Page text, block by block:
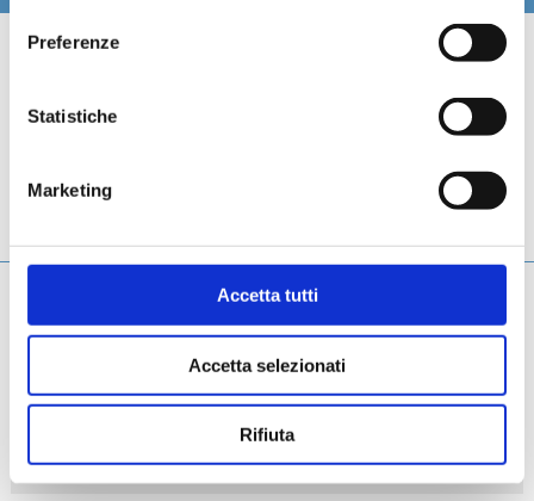
Preferenze
Statistiche
Marketing
Accetta tutti
Accetta selezionati
Rifiuta
Scheda tecnica
Galleria
Porto
Arrivo Partenza